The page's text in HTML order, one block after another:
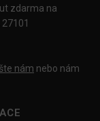
zdarma na
nám nebo nám